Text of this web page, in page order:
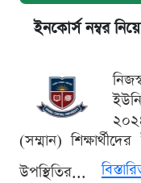
ইনকোর্স নম্বর
(সম্মান)
উপস্থিতির...